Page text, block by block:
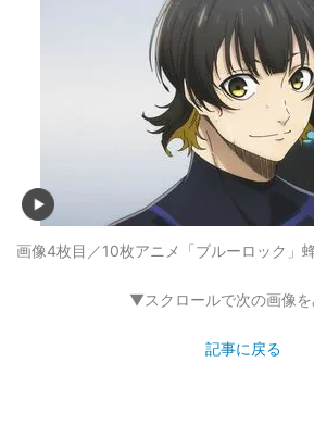
画像4枚目／10枚アニメ「ブルーロック」
▼スクロールで次の画像
記事に戻る